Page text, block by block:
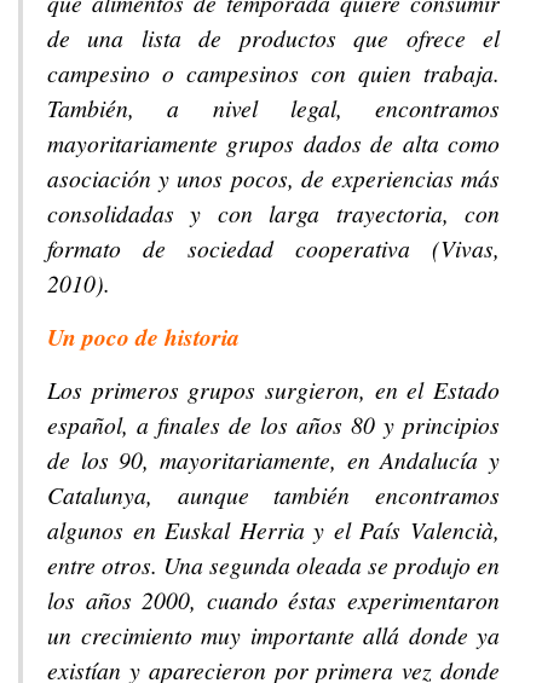
de una lista de productos que ofrece el
campesino o campesinos con quien trabaja.
También, a nivel legal, encontramos
mayoritariamente grupos dados de alta como
asociación y unos pocos, de experiencias más
consolidadas y con larga trayectoria, con
formato de sociedad cooperativa (Vivas,
2010).
Un poco de historia
Los primeros grupos surgieron, en el Estado
español, a finales de los años 80 y principios
de los 90, mayoritariamente, en Andalucía y
Catalunya, aunque también encontramos
algunos en Euskal Herria y el País Valencià,
entre otros. Una segunda oleada se produjo en
los años 2000, cuando éstas experimentaron
un crecimiento muy importante allá donde ya
existían y aparecieron por primera vez donde